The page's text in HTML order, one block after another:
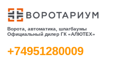
Ворота, автоматика, шлагбаумы
Официальный дилер ГК «АЛЮТЕХ»
+74951280009